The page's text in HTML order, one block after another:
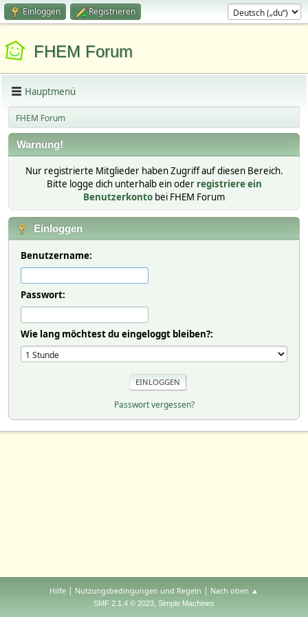
Einloggen Registrieren
FHEM Forum
Hauptmenü
FHEM Forum
Warnung!
Nur registrierte Mitglieder haben Zugriff auf diesen Bereich.
Bitte logge dich unterhalb ein oder registriere ein
Benutzerkonto bei FHEM Forum
Einloggen
Benutzername:
Passwort:
Wie lang möchtest du eingeloggt bleiben?:
Passwort vergessen?
Hilfe | Nutzungsbedingungen und Regeln | Nach oben ▲
SMF 2.1.4 © 2023, Simple Machines